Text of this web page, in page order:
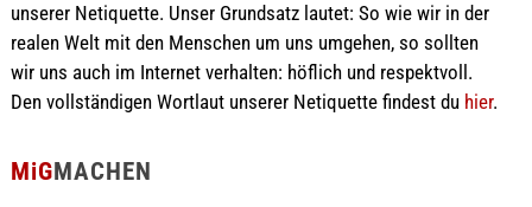
unserer Netiquette. Unser Grundsatz lautet: So wie wir in der
realen Welt mit den Menschen um uns umgehen, so sollten
wir uns auch im Internet verhalten: höflich und respektvoll.
Den vollständigen Wortlaut unserer Netiquette findest du hier.
MiGMACHEN